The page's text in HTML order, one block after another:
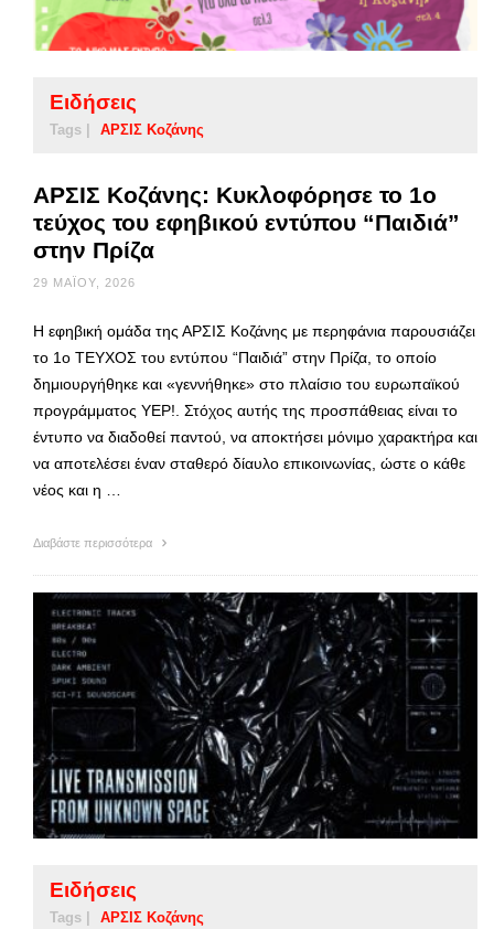
Ειδήσεις
Tags | ΑΡΣΙΣ Κοζάνης
ΑΡΣΙΣ Κοζάνης: Κυκλοφόρησε το 1ο
τεύχος του εφηβικού εντύπου “Παιδιά”
στην Πρίζα
29 ΜΑΪ́ΟΥ, 2026
Η εφηβική ομάδα της ΑΡΣΙΣ Κοζάνης με περηφάνια παρουσιάζει
το 1ο ΤΕΥΧΟΣ του εντύπου “Παιδιά” στην Πρίζα, το οποίο
δημιουργήθηκε και «γεννήθηκε» στο πλαίσιο του ευρωπαϊκού
προγράμματος YEP!. Στόχος αυτής της προσπάθειας είναι το
έντυπο να διαδοθεί παντού, να αποκτήσει μόνιμο χαρακτήρα και
να αποτελέσει έναν σταθερό δίαυλο επικοινωνίας, ώστε ο κάθε
νέος και η …
Διαβάστε περισσότερα
Ειδήσεις
Tags | ΑΡΣΙΣ Κοζάνης